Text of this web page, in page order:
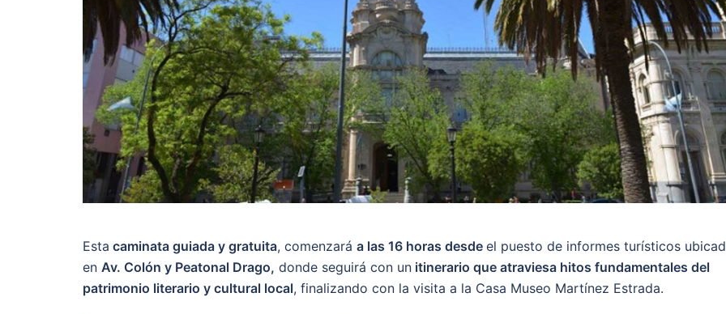
Esta caminata guiada y gratuita, comenzará a las 16 horas desde el puesto de informes turísticos
en Av. Colón y Peatonal Drago, donde seguirá con un itinerario que atraviesa hitos fundamentales del
patrimonio literario y cultural local, finalizando con la visita a la Casa Museo Martínez Estrada.